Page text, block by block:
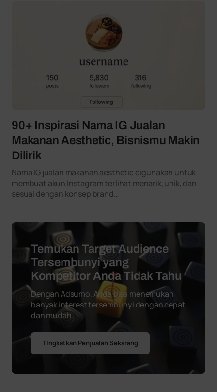
90+ Inspirasi Nama IG Jualan
Makanan Aesthetic, Bisnismu Makin
Dilirik
Nama IG jualan makanan aesthetic digunakan untuk
membuat akun Instagram terlihat menarik, unik, dan
sesuai dengan konsep brand…
Temukan Target Audience
Tersembunyi yang
Kompetitor Anda Tidak Tahu
Dengan Adsumo, Anda bisa menemukan
banyak interest tersembunyi dengan cepat
dan mudah.
TIngkatkan Penjualan Sekarang